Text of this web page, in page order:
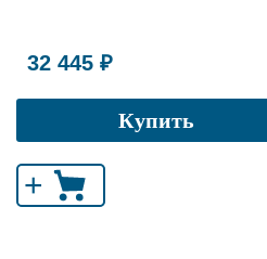
32 445 ₽
Купить
+